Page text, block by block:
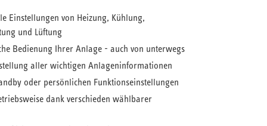
Einstellungen von Heizung, Kühlung,
und Lüftung
Bedienung Ihrer Anlage - auch von unterwegs
aller wichtigen Anlageninformationen
oder persönlichen Funktionseinstellungen
dank verschieden wählbarer